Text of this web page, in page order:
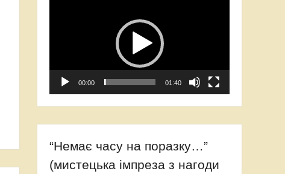
00:00 01:40
“Немає часу на поразку…”
(мистецька імпреза з нагоди